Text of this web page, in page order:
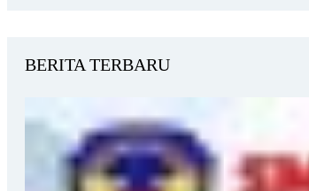
BERITA TERBARU